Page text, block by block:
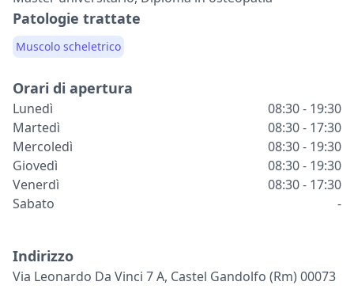
Patologie trattate
Muscolo scheletrico
Orari di apertura
Lunedì
08:30 - 19:30
Martedì
08:30 - 17:30
Mercoledì
08:30 - 19:30
Giovedì
08:30 - 19:30
Venerdì
08:30 - 17:30
Sabato
-
Indirizzo
Via Leonardo Da Vinci 7 A, Castel Gandolfo (rm) 00073